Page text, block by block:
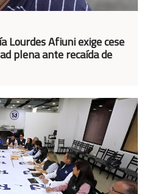
Lourdes Afiuni exige cese
plena ante recaída de